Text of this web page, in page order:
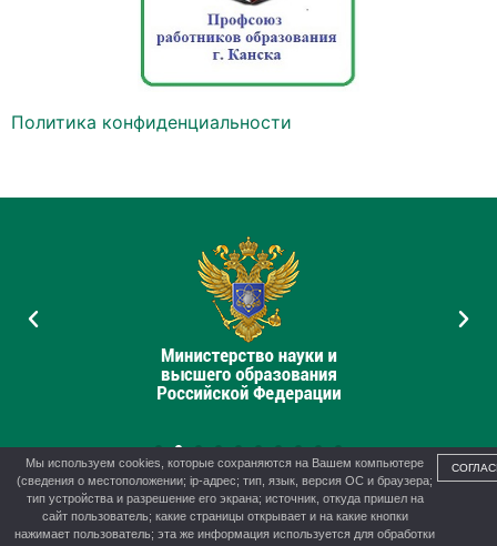
Политика конфиденциальности
Мы используем cookies, которые сохраняются на Вашем компьютере
(сведения о местоположении; ip-адрес; тип, язык, версия ОС и браузера;
тип устройства и разрешение его экрана; источник, откуда пришел на
сайт пользователь; какие страницы открывает и на какие кнопки
нажимает пользователь; эта же информация используется для обработки